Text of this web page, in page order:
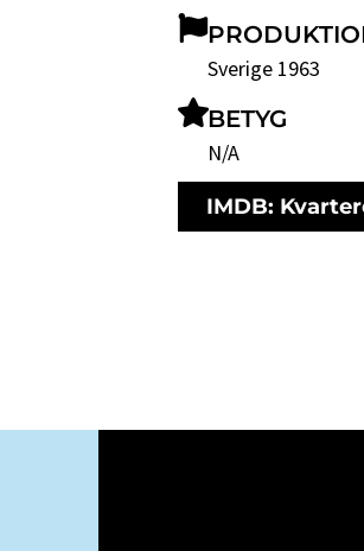
Sverige 1963
BETYG
N/A
IMDB: